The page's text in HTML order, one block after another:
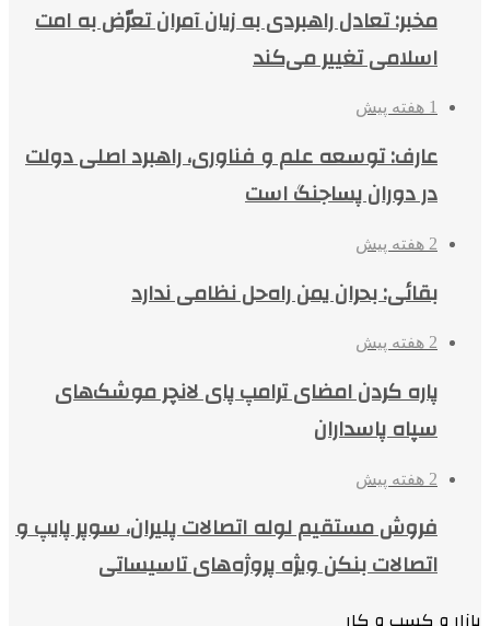
مخبر: تعادل راهبردی به زیان آمران تعرّض به امت
اسلامی تغییر می‌کند
1 هفته پیش
عارف: توسعه علم و فناوری، راهبرد اصلی دولت
در دوران پساجنگ است
2 هفته پیش
بقائی: بحران یمن راه‌حل نظامی ندارد
2 هفته پیش
پاره کردن امضای ترامپ پای لانچر موشک‌های
سپاه پاسداران
2 هفته پیش
فروش مستقیم لوله اتصالات پلیران، سوپر پایپ و
اتصالات بنکن ویژه پروژه‌های تاسیساتی